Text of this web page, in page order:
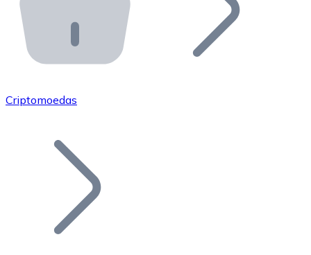
API Bitnovo
Integre nossa API no seu ecossistema.
Junte-se à nossa rede de revendedores e comercialize
Adicione o token do seu projeto ao nosso serviço de
Criptomoedas